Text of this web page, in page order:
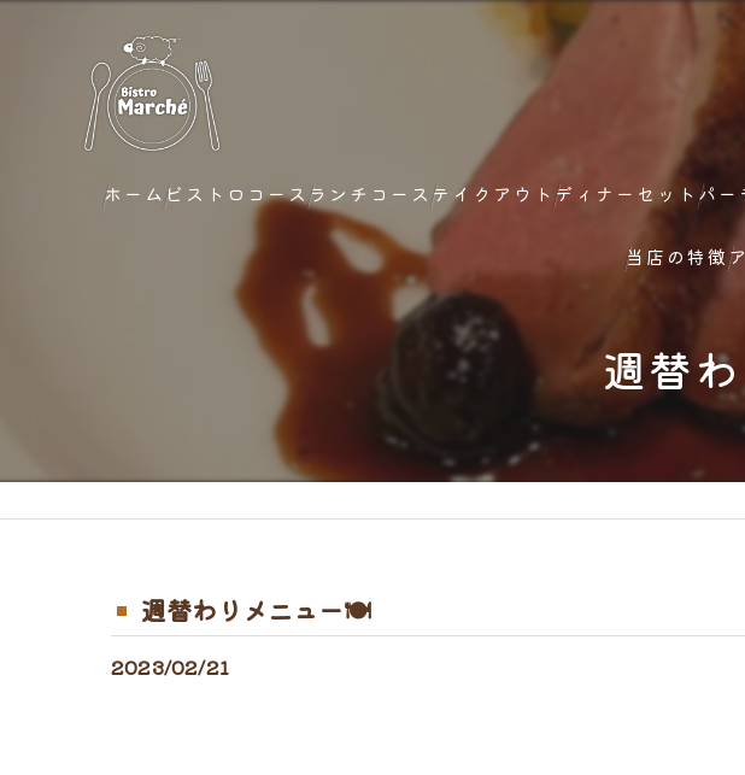
ホームビストロコース ランチコース テイクアウト ディナーセット パー
当店の特徴
ディナー
フレンチ
週替
週替わりメニュー🍽
2023/02/21